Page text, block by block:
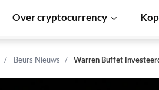
Over cryptocurrency
Beurs Nieuws Warren Buffet